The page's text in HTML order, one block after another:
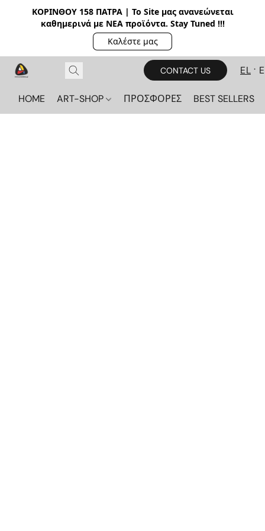
ΚΟΡΙΝΘΟΥ 158 ΠΑΤΡΑ | Το Site μας ανανεώνεται
καθημερινά με ΝΕΑ προϊόντα. Stay Tuned !!!
Καλέστε μας
CONTACT US EL
HOME ART-SHOP ΠΡΟΣΦΟΡΕΣ BEST SELLERS